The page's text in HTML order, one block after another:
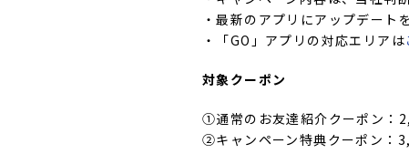
・最新のアプリにアップデート
・「GO」アプリの対応エリアは
対象クーポン
①通常のお友達紹介クーポン：
②キャンペーン特典クーポン：